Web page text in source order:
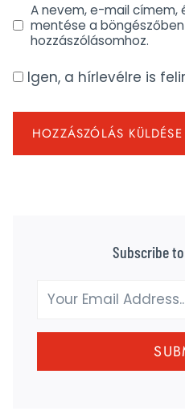
A nevem, e-mail címem,
mentése a
hozzászólásomhoz.
Igen, a hírlevélre is
Subscribe